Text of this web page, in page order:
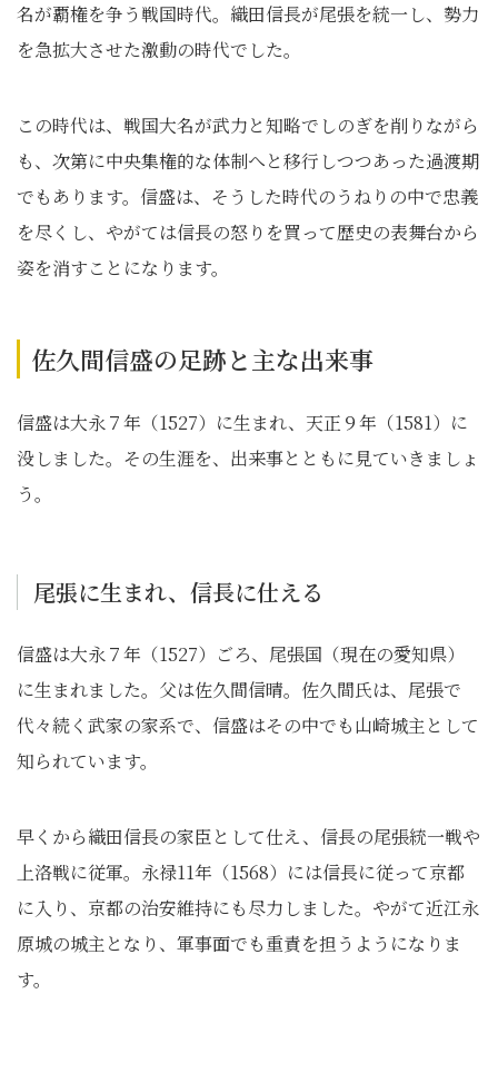
名が覇権を争う戦国時代。織田信長が尾張を統一し、勢力
を急拡大させた激動の時代でした。
この時代は、戦国大名が武力と知略でしのぎを削りながら
も、次第に中央集権的な体制へと移行しつつあった過渡期
でもあります。信盛は、そうした時代のうねりの中で忠義
を尽くし、やがては信長の怒りを買って歴史の表舞台から
姿を消すことになります。
佐久間信盛の足跡と主な出来事
信盛は大永７年（1527）に生まれ、天正９年（1581）に
没しました。その生涯を、出来事とともに見ていきましょ
う。
尾張に生まれ、信長に仕える
信盛は大永７年（1527）ごろ、尾張国（現在の愛知県）
に生まれました。父は佐久間信晴。佐久間氏は、尾張で
代々続く武家の家系で、信盛はその中でも山崎城主として
知られています。
早くから織田信長の家臣として仕え、信長の尾張統一戦や
上洛戦に従軍。永禄11年（1568）には信長に従って京都
に入り、京都の治安維持にも尽力しました。やがて近江永
原城の城主となり、軍事面でも重責を担うようになりま
す。